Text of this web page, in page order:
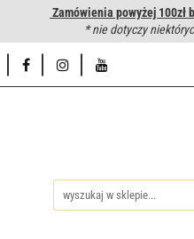
Zamówienia powyżej 100zł
* nie dotyczy
węży hydraulicznych